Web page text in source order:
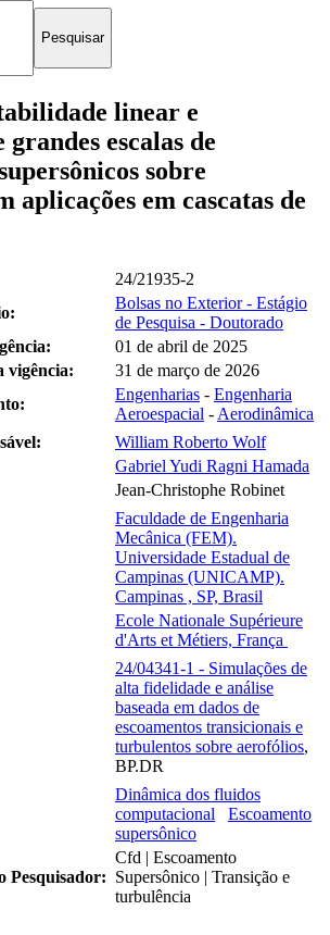
linear e
grandes escalas de
sobre
aplicações em cascatas de
24/21935-2
Bolsas no Exterior - Estágio
de Pesquisa - Doutorado
01 de abril de 2025
vigência:
31 de março de 2026
Engenharias - Engenharia
Aeroespacial - Aerodinâmica
William Roberto Wolf
Gabriel Yudi Ragni Hamada
Jean-Christophe Robinet
Faculdade de Engenharia
Mecânica (FEM).
Universidade Estadual de
Campinas (UNICAMP).
Campinas , SP, Brasil
Ecole Nationale Supérieure
d'Arts et Métiers, França
24/04341-1 - Simulações de
alta fidelidade e análise
baseada em dados de
escoamentos transicionais e
turbulentos sobre aerofólios,
BP.DR
Dinâmica dos fluidos
computacional
Escoamento
supersônico
Pesquisador:
Cfd | Escoamento
Supersônico | Transição e
turbulência